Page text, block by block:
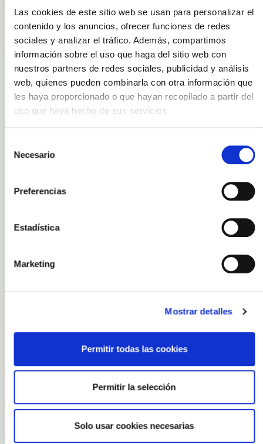
Las cookies de este sitio web se usan para personalizar el
contenido y los anuncios, ofrecer funciones de redes
sociales y analizar el tráfico. Además, compartimos
información sobre el uso que haga del sitio web con
nuestros partners de redes sociales, publicidad y análisis
web, quienes pueden combinarla con otra información que
les haya proporcionado o que hayan recopilado a partir del
uso que haya hecho de sus servicios.
Necesario
Preferencias
Estadística
Marketing
Mostrar detalles
Permitir todas las cookies
Permitir la selección
Solo usar cookies necesarias
Beruhigendes After-Sun
Leicht nährende Cremes
Körperbalsame/trockene Zonen
Evidenz, Formulierung und
Technische Zusammenfassung und praktische
Richtlinien, um Shea mit Aloe in deine Basen zu
Formulierungsleitfäden
INCI
Butyrospermum Parkii (Shea) Butter
Schmelzpunkt
Herkunft/Charge). Ölige Phase entsprechend